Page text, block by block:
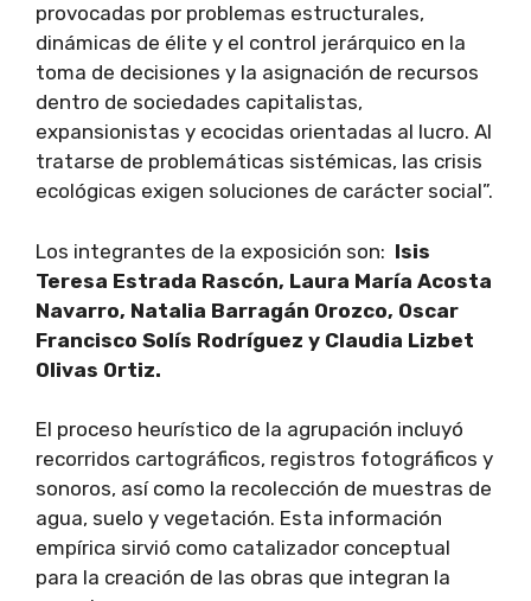
provocadas por problemas estructurales,
dinámicas de élite y el control jerárquico en la
toma de decisiones y la asignación de recursos
dentro de sociedades capitalistas,
expansionistas y ecocidas orientadas al lucro. Al
tratarse de problemáticas sistémicas, las crisis
ecológicas exigen soluciones de carácter social”.
Los integrantes de la exposición son: Isis
Teresa Estrada Rascón, Laura María Acosta
Navarro, Natalia Barragán Orozco, Oscar
Francisco Solís Rodríguez y Claudia Lizbet
Olivas Ortiz.
El proceso heurístico de la agrupación incluyó
recorridos cartográficos, registros fotográficos y
sonoros, así como la recolección de muestras de
agua, suelo y vegetación. Esta información
empírica sirvió como catalizador conceptual
para la creación de las obras que integran la